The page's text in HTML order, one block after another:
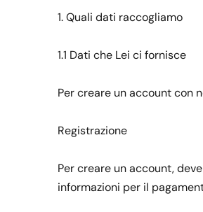
1. Quali dati raccogliamo
1.1 Dati che Lei ci fornisce
Per creare un account con
Registrazione
Per creare un account,
informazioni per il